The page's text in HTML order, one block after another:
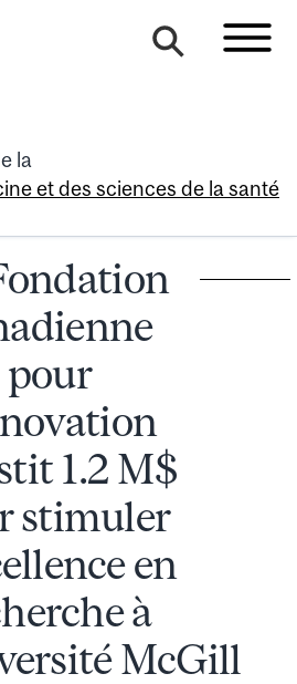
la
et des sciences de la santé
pour
1.2 M$
stimuler
en
à
McGill